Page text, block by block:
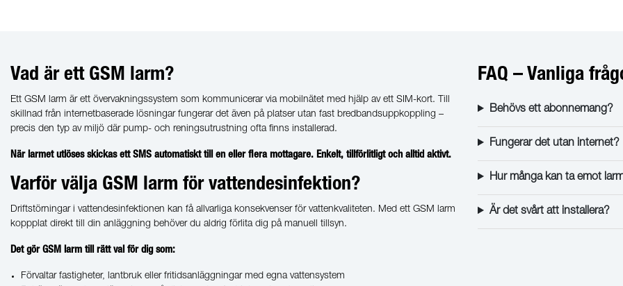
Vad är ett GSM larm?
Ett GSM larm är ett övervakningssystem som kommunicerar via mobilnätet med hjälp av ett SIM-kort. Till
skillnad från internetbaserade lösningar fungerar det även på platser utan fast bredbandsuppkoppling –
precis den typ av miljö där pump- och reningsutrustning ofta finns installerad.
När larmet utlöses skickas ett SMS automatiskt till en eller flera mottagare. Enkelt, tillförlitligt och alltid aktivt.
Varför välja GSM larm för vattendesinfektion?
Driftstörningar i vattendesinfektionen kan få allvarliga konsekvenser för vattenkvaliteten. Med ett GSM larm
koppplat direkt till din anläggning behöver du aldrig förlita dig på manuell tillsyn.
Det gör GSM larm till rätt val för dig som:
Förvaltar fastigheter, lantbruk eller fritidsanläggningar med egna vattensystem
FAQ – Vanliga
Behövs ett abonnemang?
Fungerar det utan internet?
Hur många kan ta emot
Är det svårt att installera?